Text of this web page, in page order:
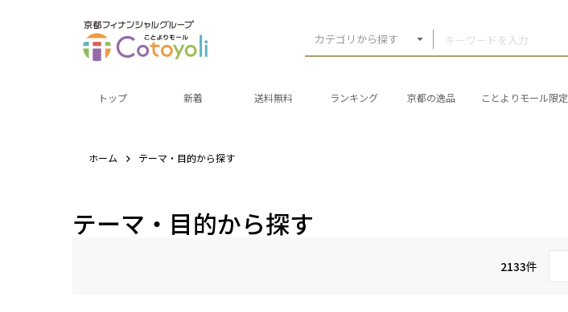
カテゴリから探す
トップ 新着 送料無料 ランキング 京都の逸品 ことよりモール限定
ホーム テーマ・目的から探す
テーマ・目的から探す
2133件